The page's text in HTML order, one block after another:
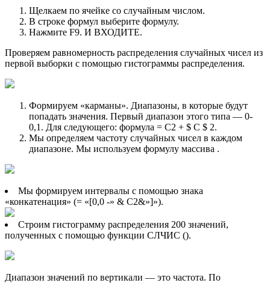
Щелкаем по ячейке со случайным числом.
В строке формул выберите формулу.
Нажмите F9. И ВХОДИТЕ.
Проверяем равномерность распределения случайных чисел из
первой выборки с помощью гистограммы распределения.
Формируем «карманы». Диапазоны, в которые будут
попадать значения. Первый диапазон этого типа — 0-
0,1. Для следующего: формула = C2 + $ C $ 2.
Мы определяем частоту случайных чисел в каждом
диапазоне. Мы используем формулу массива .
Мы формируем интервалы с помощью знака
«конкатенация» (= «[0,0 -» & C2&»]»).
Строим гистограмму распределения 200 значений,
полученных с помощью функции СЛЧИС ().
Диапазон значений по вертикали — это частота. По